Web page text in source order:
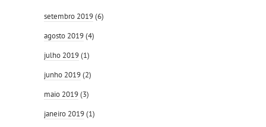
setembro 2019(6)
agosto 2019(4)
julho 2019(1)
junho 2019(2)
maio 2019(3)
janeiro 2019(1)